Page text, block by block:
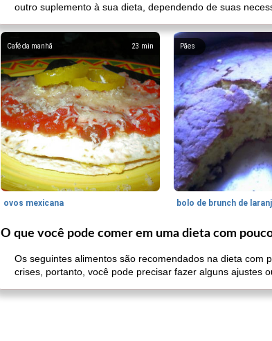
outro suplemento à sua dieta, dependendo de suas
23 min
Café da manhã
ovos mexicana
Pães
bolo de brunch de
O que você pode comer em uma dieta com
Os seguintes alimentos são recomendados na dieta
crises, portanto, você pode precisar fazer alguns ajustes